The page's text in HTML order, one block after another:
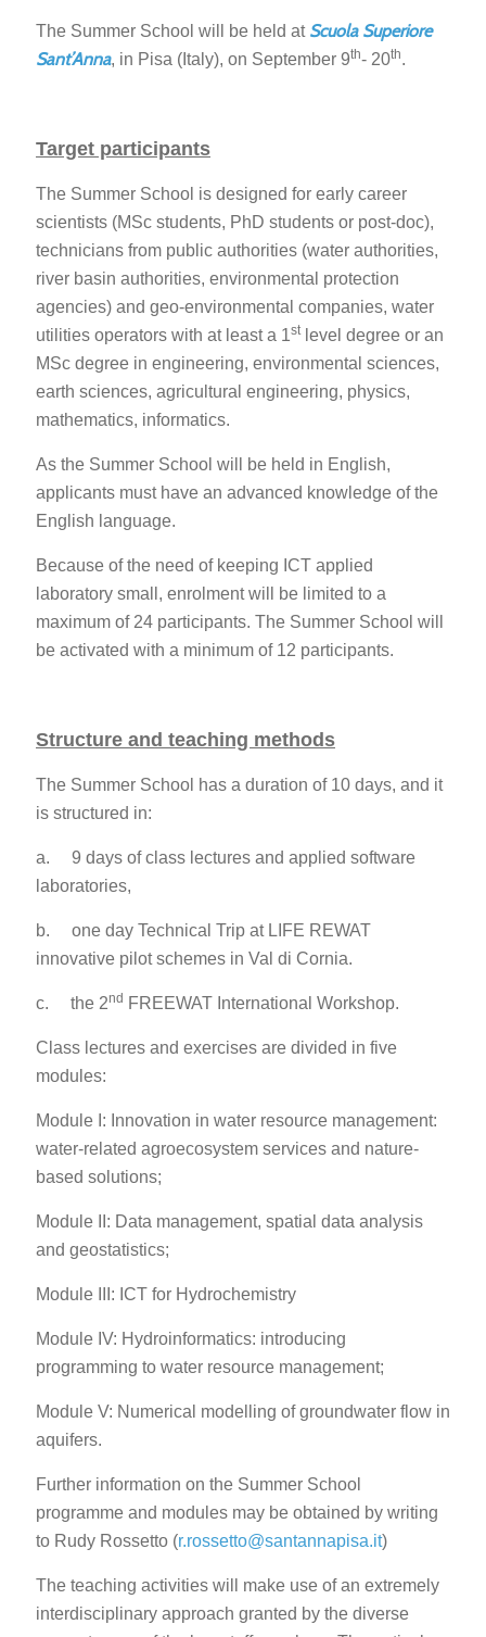
The Summer School will be held at Scuola Superiore
Sant’Anna, in Pisa (Italy), on September 9th- 20th.
Target participants
The Summer School is designed for early career
scientists (MSc students, PhD students or post-doc),
technicians from public authorities (water authorities,
river basin authorities, environmental protection
agencies) and geo-environmental companies, water
utilities operators with at least a 1stlevel degree or an
MSc degree in engineering, environmental sciences,
earth sciences, agricultural engineering, physics,
mathematics, informatics.
As the Summer School will be held in English,
applicants must have an advanced knowledge of the
English language.
Because of the need of keeping ICT applied
laboratory small, enrolment will be limited to a
maximum of 24 participants. The Summer School will
be activated with a minimum of 12 participants.
Structure and teaching methods
The Summer School has a duration of 10 days, and it
is structured in:
a. 9 days of class lectures and applied software
laboratories,
b. one day Technical Trip at LIFE REWAT
innovative pilot schemes in Val di Cornia.
c. the 2nd FREEWAT International Workshop.
Class lectures and exercises are divided in five
modules:
Module I: Innovation in water resource management:
water-related agroecosystem services and nature-
based solutions;
Module II: Data management, spatial data analysis
and geostatistics;
Module III: ICT for Hydrochemistry
Module IV: Hydroinformatics: introducing
programming to water resource management;
Module V: Numerical modelling of groundwater flow in
aquifers.
Further information on the Summer School
programme and modules may be obtained by writing
to Rudy Rossetto (r.rossetto@santannapisa.it)
The teaching activities will make use of an extremely
interdisciplinary approach granted by the diverse